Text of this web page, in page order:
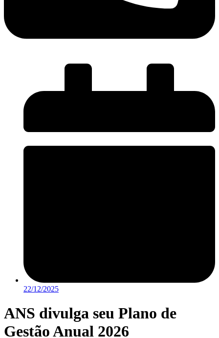
22/12/2025
ANS divulga seu Plano de
Gestão Anual 2026